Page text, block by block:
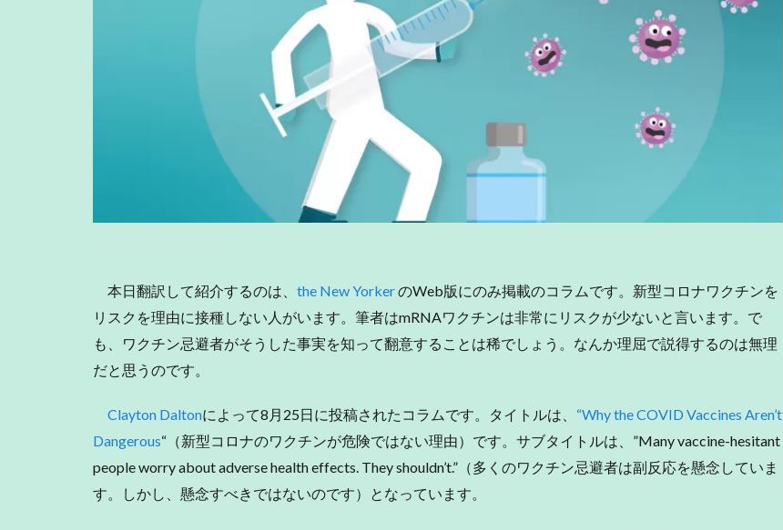
本日翻訳して紹介するのは、 the New YorkerのWeb版にのみ掲載のコラムです。新型コロナワクチンを
リスクを理由に接種しない人がいます。筆者はmRNAワクチンは非常にリスクが少ないと言います。で
も、ワクチン忌避者がそうした事実を知って翻意することは稀でしょう。なんか理屈で説得するのは無理
だと思うのです。
Clayton Daltonによって8月25日に投稿されたコラムです。タイトルは、 “Why the COVID Vaccines Aren’t
Dangerous“（新型コロナのワクチンが危険ではない理由）です。サブタイトルは、”Many vaccine-hesitant
people worry about adverse health effects. They shouldn’t.”（多くのワクチン忌避者は副反応を懸念していま
す。しかし、懸念すべきではないのです）となっています。